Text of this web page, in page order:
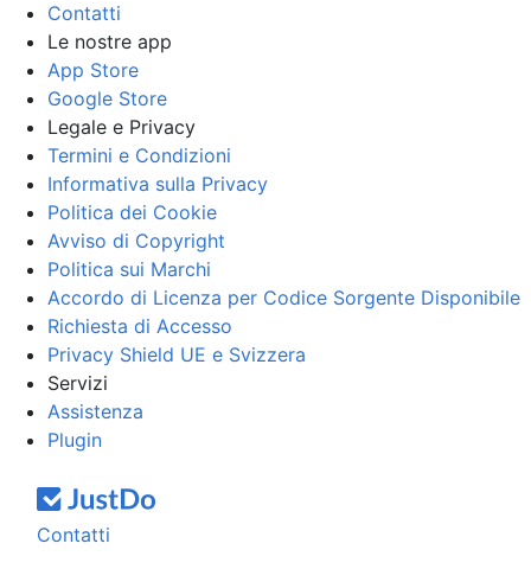
Contatti
Le nostre app
App Store
Google Store
Legale e Privacy
Termini e Condizioni
Informativa sulla Privacy
Politica dei Cookie
Avviso di Copyright
Politica sui Marchi
Accordo di Licenza per Codice Sorgente Disponibile
Richiesta di Accesso
Privacy Shield UE e Svizzera
Servizi
Assistenza
Plugin
Contatti